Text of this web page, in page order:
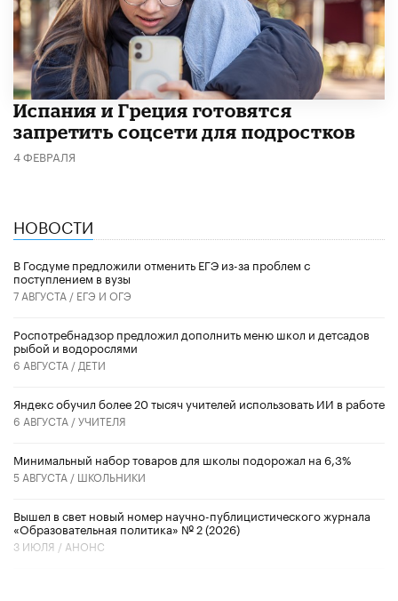
Испания и Греция готовятся
запретить соцсети для подростков
4 ФЕВРАЛЯ
НОВОСТИ
В Госдуме предложили отменить ЕГЭ из-за проблем с
поступлением в вузы
7 АВГУСТА / ЕГЭ И ОГЭ
Роспотребнадзор предложил дополнить меню школ и детсадов
рыбой и водорослями
6 АВГУСТА / ДЕТИ
​Яндекс обучил более 20 тысяч учителей использовать ИИ в работе
6 АВГУСТА /УЧИТЕЛЯ
Минимальный набор товаров для школы подорожал на 6,3%
5 АВГУСТА / ШКОЛЬНИКИ
Вышел в свет новый номер научно-публицистического журнала
«Образовательная политика» № 2 (2026)
3 ИЮЛЯ / АНОНС